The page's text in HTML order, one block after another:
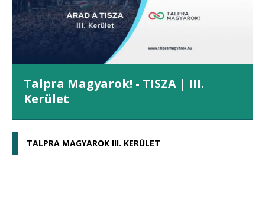
Talpra Magyarok! - TISZA | III.
Kerület
TALPRA MAGYAROK III. KERÜLET